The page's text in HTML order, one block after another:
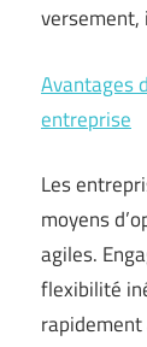
versement,
Avantages
entreprise
Les
moyens
agiles.
flexibilité